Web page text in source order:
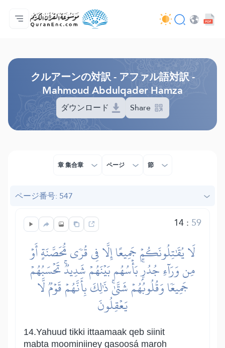
ホーム
対訳の目次
Audio
開発者向け提供サービス - API
事業内容
お問い合わせ
言語
クルアーンの対訳 - アファル語対訳 -
Mahmoud Abdulqader Hamza
ダウンロード Share
章 集合章 ページ 節
ページ番号: 547
14: 59
لَا يُقَٰتِلُونَكُمۡ جَمِيعًا إِلَّا فِي قُرٗى مُّحَصَّنَةٍ أَوۡ
مِن وَرَآءِ جُدُرِۭۚ بَأۡسُهُم بَيۡنَهُمۡ شَدِيدٞۚ تَحۡسَبُهُمۡ
جَمِيعٗا وَقُلُوبُهُمۡ شَتَّىٰۚ ذَٰلِكَ بِأَنَّهُمۡ قَوۡمٞ لَّا
يَعۡقِلُونَ
14.Yahuud tikki ittaamaak qeb siinit
mabta moominiiney gasoosá maroh